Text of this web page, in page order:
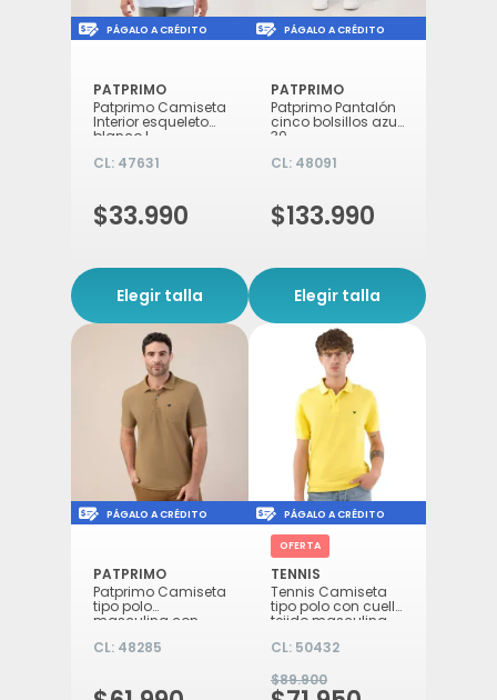
Icon of money-check-dollar-pen
PÁGALO A CRÉDITO
PATPRIMO
Patprimo Camiseta
Interior esqueleto
blanco L
CL: 47631
$33.990
Elegir talla
Icon of money-check-
PÁGALO A CRÉDITO
PATPRIMO
Patprimo Pantalón
cinco bolsillos azul
30
CL: 48091
$133.990
Elegir talla
Icon of money-check-dollar-pen
PÁGALO A CRÉDITO
PATPRIMO
Patprimo Camiseta
tipo polo
masculina con
CL: 48285
Icon of money-check-
PÁGALO A CRÉDITO
OFERTA
TENNIS
Tennis Camiseta
tipo polo con cuello
tejido masculina
CL: 50432
$89.900